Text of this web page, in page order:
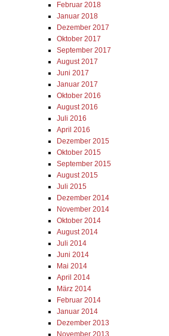
Februar 2018
Januar 2018
Dezember 2017
Oktober 2017
September 2017
August 2017
Juni 2017
Januar 2017
Oktober 2016
August 2016
Juli 2016
April 2016
Dezember 2015
Oktober 2015
September 2015
August 2015
Juli 2015
Dezember 2014
November 2014
Oktober 2014
August 2014
Juli 2014
Juni 2014
Mai 2014
April 2014
März 2014
Februar 2014
Januar 2014
Dezember 2013